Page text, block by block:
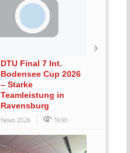
DTU Final 7 Int.
Bodensee Cup 2026
– Starke
Teamleistung in
Ravensburg
News 2026 1690